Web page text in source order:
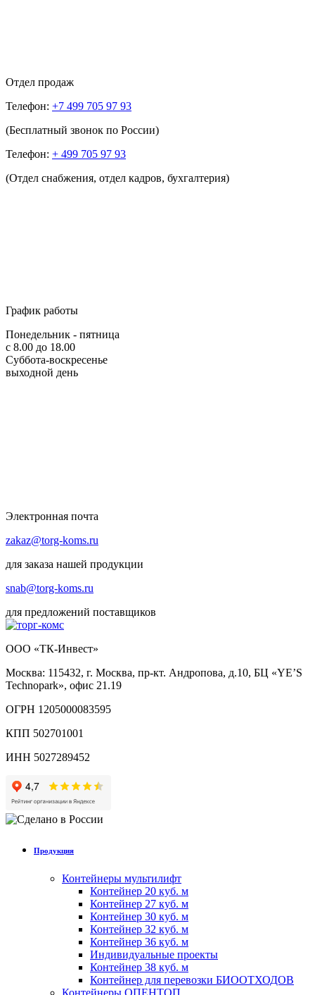
Отдел продаж
Телефон: +7 499 705 97 93
(Бесплатный звонок по России)
Телефон: + 499 705 97 93
(Отдел снабжения, отдел кадров, бухгалтерия)
График работы
Понедельник - пятница
с 8.00 до 18.00
Суббота-воскресенье
выходной день
Электронная почта
zakaz@torg-koms.ru
для заказа нашей продукции
snab@torg-koms.ru
для предложений поставщиков
ООО «ТК-Инвест»
Москва: 115432, г. Москва, пр-кт. Андропова, д.10, БЦ «YE’S
Technopark», офис 21.19
ОГРН 1205000083595
КПП 502701001
ИНН 5027289452
Продукция
Контейнеры мультилифт
Контейнер 20 куб. м
Контейнер 27 куб. м
Контейнер 30 куб. м
Контейнер 32 куб. м
Контейнер 36 куб. м
Индивидуальные проекты
Контейнер 38 куб. м
Контейнер для перевозки БИООТХОДОВ